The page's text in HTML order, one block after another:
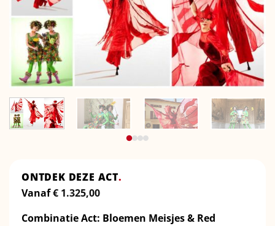
ONTDEK DEZE ACT.
Vanaf€ 1.325,00
Combinatie Act: Bloemen Meisjes & Red